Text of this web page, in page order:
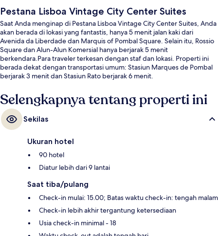
Pestana Lisboa Vintage City Center Suites
Saat Anda menginap di Pestana Lisboa Vintage City Center Suites, Anda
akan berada di lokasi yang fantastis, hanya 5 menit jalan kaki dari
Avenida da Liberdade dan Marquis of Pombal Square. Selain itu, Rossio
Square dan Alun-Alun Komersial hanya berjarak 5 menit
berkendara.Para traveler terkesan dengan staf dan lokasi. Properti ini
berada dekat dengan transportasi umum: Stasiun Marques de Pombal
berjarak 3 menit dan Stasiun Rato berjarak 6 menit.
Selengkapnya tentang properti ini
Sekilas
Ukuran hotel
90 hotel
Diatur lebih dari 9 lantai
Saat tiba/pulang
Check-in mulai: 15.00; Batas waktu check-in: tengah malam
Check-in lebih akhir tergantung ketersediaan
Usia check-in minimal - 18